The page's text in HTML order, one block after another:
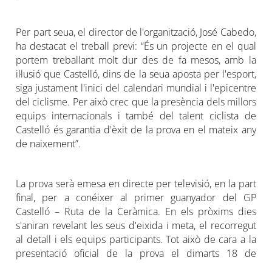
Per part seua, el director de l'organització, José Cabedo,
ha destacat el treball previ: “És un projecte en el qual
portem treballant molt dur des de fa mesos, amb la
il·lusió que Castelló, dins de la seua aposta per l'esport,
siga justament l'inici del calendari mundial i l'epicentre
del ciclisme. Per això crec que la presència dels millors
equips internacionals i també del talent ciclista de
Castelló és garantia d'èxit de la prova en el mateix any
de naixement”.
La prova serà emesa en directe per televisió, en la part
final, per a conéixer al primer guanyador del GP
Castelló – Ruta de la Ceràmica. En els pròxims dies
s'aniran revelant les seus d'eixida i meta, el recorregut
al detall i els equips participants. Tot això de cara a la
presentació oficial de la prova el dimarts 18 de